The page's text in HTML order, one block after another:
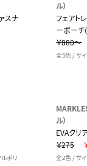
スナ
ル）
フェアト
ーポーチ
￥880～
全5色 / サ
ポリ
ル）
EVAクリ
￥275
全2色 / サ